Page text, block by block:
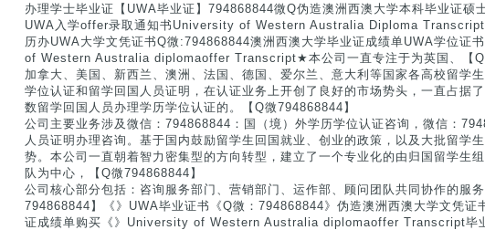
办理学士毕业证【UWA毕业证】794868844微Q伪造澳洲西澳大学本科毕业证硕
UWA入学offer录取通知书University of Western Australia Diploma Transcript
历办UWA大学文凭证书Q微:794868844澳洲西澳大学毕业证成绩单UWA学位证
of Western Australia diplomaoffer Transcript★本公司一直专注于为英国、【Q
加拿大、美国、新西兰、澳洲、法国、德国、爱尔兰、意大利等国家各高校留学
学位认证和留学回国人员证明，在认证业务上开创了良好的市场势头，一直占据
数留学回国人员办理学历学位认证的。【Q微794868844】
公司主要业务涉及微信：794868844：国（境）外学历学位认证咨询，微信：
人员证明办理咨询。基于国内鼓励留学生回国就业、创业的政策，以及大批留学
势。本公司一直朝着智力密集型的方向转型，建立了一个专业化的由归国留学生
队为中心，【Q微794868844】
公司核心部分包括：咨询服务部门、营销部门、运作部、顾问团队共同协作的服
794868844】《》UWA毕业证书《Q微：794868844》伪造澳洲西澳大学文凭证
证成绩单购买《》University of Western Australia diplomaoffer Transcript毕